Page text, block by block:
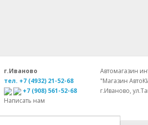
г.Иваново
тел. +7 (4932) 21-52-68
+7 (908) 561-52-68
Написать нам
Автомагазин
"Магазин
г.Иваново,